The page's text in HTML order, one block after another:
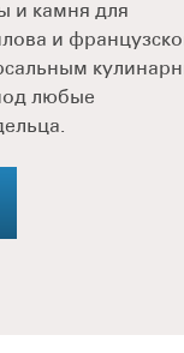
и камня для
и
любые